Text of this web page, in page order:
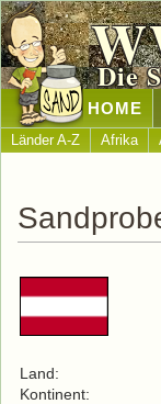
Die
HOME
Länder A-Z Afrika
Land:
Kontinent: